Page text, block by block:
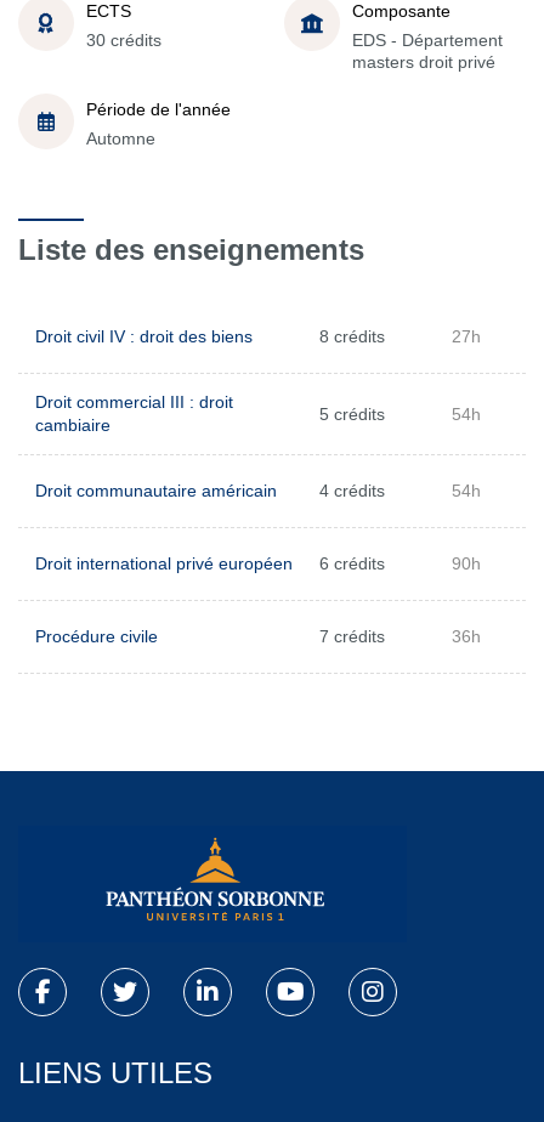
ECTS
30 crédits
Composante
EDS - Département
masters droit privé
Période de l'année
Automne
Liste des enseignements
Droit civil IV : droit des biens 8 crédits 27h
Droit commercial III : droit
cambiaire
5 crédits 54h
Droit communautaire américain 4 crédits 54h
Droit international privé européen 6 crédits 90h
Procédure civile 7 crédits 36h
LIENS UTILES